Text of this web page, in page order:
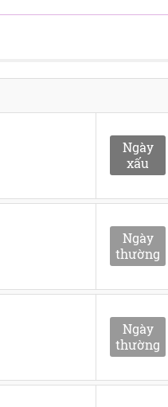
Ngày
xấu
Ngày
thường
Ngày
thường